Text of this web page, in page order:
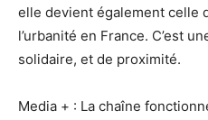
elle devient également celle
l’urbanité en France. C’est
solidaire, et de proximité.
Media + : La chaîne